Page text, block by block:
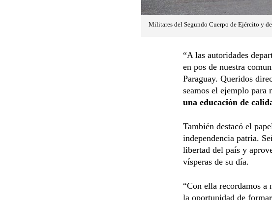
Militares del Segundo Cuerpo de Ejército y
“A las autoridades
en pos de nuestra
Paraguay. Queridos
seamos el ejemplo para
una educación de
También destacó el
independencia patria.
libertad del país y
vísperas de su día.
“Con ella recordamos a
la oportunidad de